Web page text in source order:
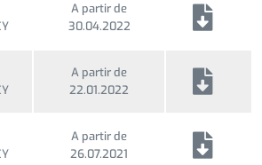
A partir de
30.04.2022
A partir de
22.01.2022
A partir de
26.07.2021